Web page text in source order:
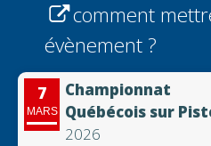
comment
évènement ?
7
MARS
Championnat
Québécois sur
2026